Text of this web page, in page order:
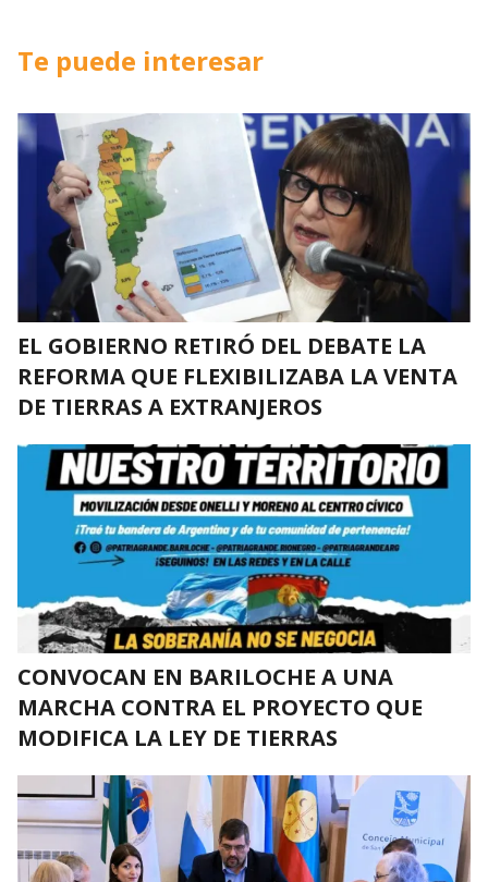
Te puede interesar
EL GOBIERNO RETIRÓ DEL DEBATE LA
REFORMA QUE FLEXIBILIZABA LA VENTA
DE TIERRAS A EXTRANJEROS
CONVOCAN EN BARILOCHE A UNA
MARCHA CONTRA EL PROYECTO QUE
MODIFICA LA LEY DE TIERRAS